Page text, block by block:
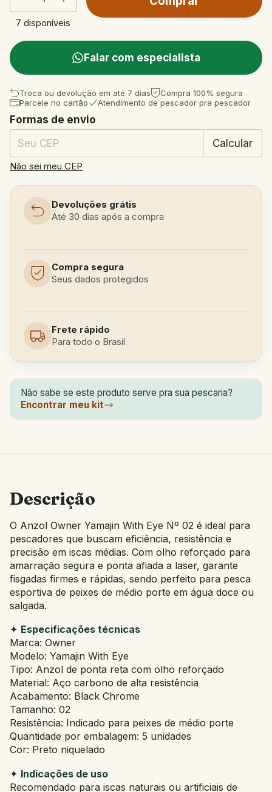
7 disponíveis
Falar com especialista
Troca ou devolução em até 7 dias
Compra 100% segura
Parcele no cartão
Atendimento de pescador pra pescador
Entregas para o CEP:
Formas de envio
Calcular
Não sei meu CEP
Devoluções grátis
Até 30 dias após a compra
Compra segura
Seus dados protegidos
Frete rápido
Para todo o Brasil
Não sabe se este produto serve pra sua pescaria?
Encontrar meu kit
Descrição
O Anzol Owner Yamajin With Eye Nº 02 é ideal para
pescadores que buscam eficiência, resistência e
precisão em iscas médias. Com olho reforçado para
amarração segura e ponta afiada a laser, garante
fisgadas firmes e rápidas, sendo perfeito para pesca
esportiva de peixes de médio porte em água doce ou
salgada.
✦ Especificações técnicas
Marca: Owner
Modelo: Yamajin With Eye
Tipo: Anzol de ponta reta com olho reforçado
Material: Aço carbono de alta resistência
Acabamento: Black Chrome
Tamanho: 02
Resistência: Indicado para peixes de médio porte
Quantidade por embalagem: 5 unidades
Cor: Preto niquelado
✦ Indicações de uso
Recomendado para iscas naturais ou artificiais de